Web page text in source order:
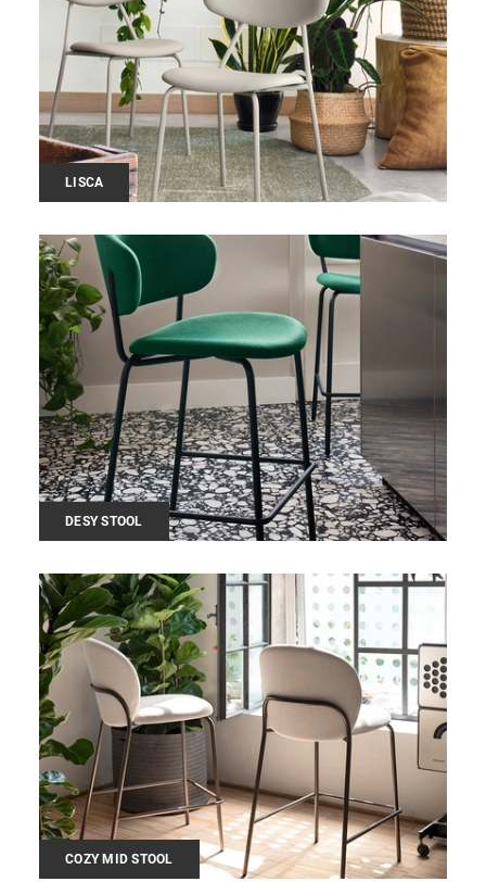
LISCA
DESY STOOL
COZY MID STOOL